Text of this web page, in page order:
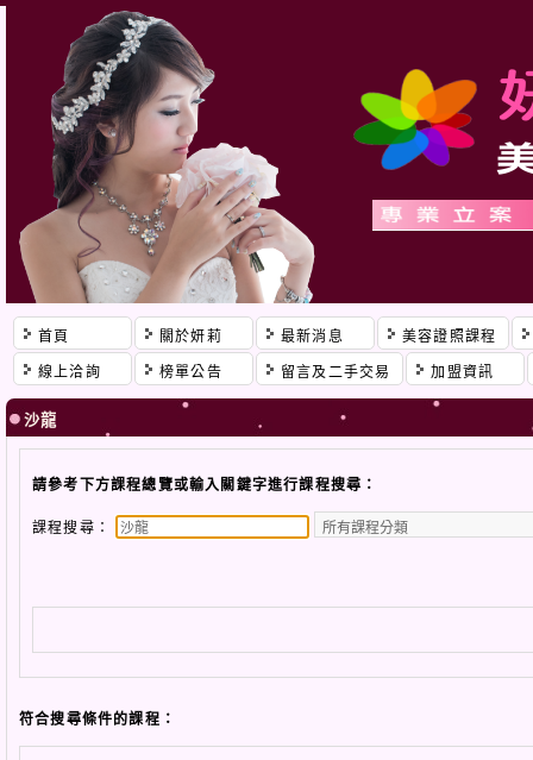
首頁 關於妍莉 最新消息 美容證照課程
線上洽詢 榜單公告 留言及二手交易 加盟資訊
沙龍
請參考下方課程總覽或輸入關鍵字進行課程搜尋：
課程搜尋：
符合搜尋條件的課程：